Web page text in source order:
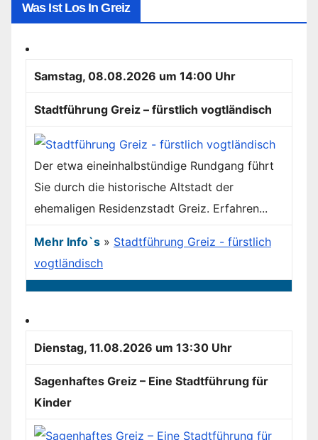
Was Ist Los In Greiz
Samstag, 08.08.2026 um 14:00 Uhr
Stadtführung Greiz – fürstlich vogtländisch
Der etwa eineinhalbstündige Rundgang führt
Sie durch die historische Altstadt der
ehemaligen Residenzstadt Greiz. Erfahren...
Mehr Info`s » Stadtführung Greiz - fürstlich
vogtländisch
Dienstag, 11.08.2026 um 13:30 Uhr
Sagenhaftes Greiz – Eine Stadtführung für
Kinder